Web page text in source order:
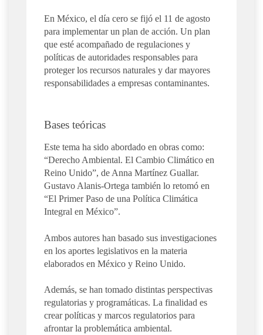
En México, el día cero se fijó el 11 de agosto
para implementar un plan de acción. Un plan
que esté acompañado de regulaciones y
políticas de autoridades responsables para
proteger los recursos naturales y dar mayores
responsabilidades a empresas contaminantes.
Bases teóricas
Este tema ha sido abordado en obras como:
“Derecho Ambiental. El Cambio Climático en
Reino Unido”, de Anna Martínez Guallar.
Gustavo Alanis-Ortega también lo retomó en
“El Primer Paso de una Política Climática
Integral en México”.
Ambos autores han basado sus investigaciones
en los aportes legislativos en la materia
elaborados en México y Reino Unido.
Además, se han tomado distintas perspectivas
regulatorias y programáticas. La finalidad es
crear políticas y marcos regulatorios para
afrontar la problemática ambiental.